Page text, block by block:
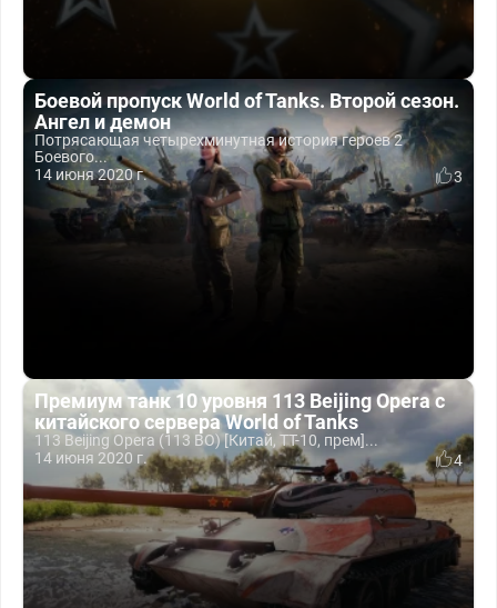
Боевой пропуск World of Tanks. Второй сезон.
Ангел и демон
Потрясающая четырехминутная история героев 2
Боевого...
14 июня 2020 г.
3
Премиум танк 10 уровня 113 Beijing Opera с
китайского сервера World of Tanks
113 Beijing Opera (113 BO) [Китай, ТТ-10, прем]...
14 июня 2020 г.
4